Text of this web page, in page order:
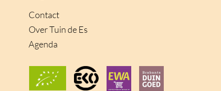
Contact
Over Tuin de Es
Agenda